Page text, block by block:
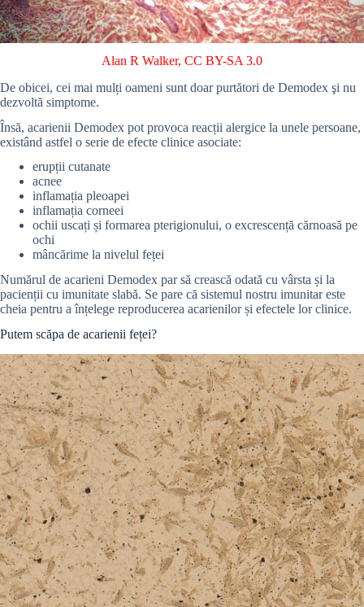
Alan R Walker, CC BY-SA 3.0
De obicei, cei mai mulți oameni sunt doar purtători de Demodex şi nu
dezvoltă simptome.
Însă, acarienii Demodex pot provoca reacții alergice la unele persoane,
existând astfel o serie de efecte clinice asociate:
erupții cutanate
acnee
inflamația pleoapei
inflamația corneei
ochii uscați și formarea pterigionului, o excrescență cărnoasă pe
ochi
mâncărime la nivelul feței
Numărul de acarieni Demodex par să crească odată cu vârsta și la
pacienții cu imunitate slabă. Se pare că sistemul nostru imunitar este
cheia pentru a înțelege reproducerea acarienilor și efectele lor clinice.
Putem scăpa de acarienii feței?